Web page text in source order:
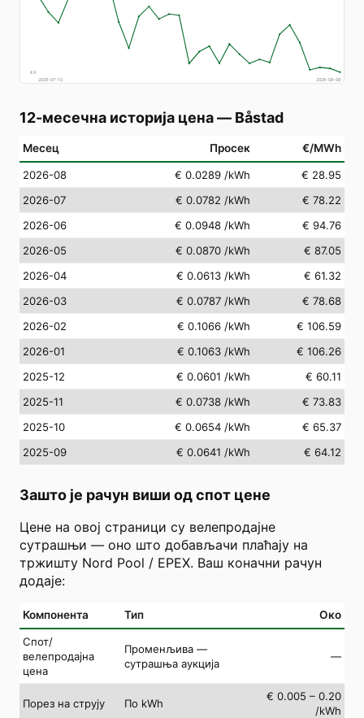
€4
2026-07-10
2026-08-09
12-месечна историја цена— Båstad
Месец Просек €/MWh
2026-08 € 0.0289 /kWh
€ 28.95
2026-07
€ 0.0782 /kWh
€ 78.22
2026-06
€ 0.0948 /kWh
€ 94.76
2026-05
€ 0.0870 /kWh
€ 87.05
2026-04
€ 0.0613 /kWh
€ 61.32
2026-03
€ 0.0787 /kWh
€ 78.68
2026-02
€ 0.1066 /kWh
€ 106.59
2026-01
€ 0.1063 /kWh
€ 106.26
2025-12
€ 0.0601 /kWh
€ 60.11
2025-11
€ 0.0738 /kWh
€ 73.83
2025-10
€ 0.0654 /kWh
€ 65.37
2025-09
€ 0.0641 /kWh € 64.12
Зашто је рачун виши од спот цене
Цене на овој страници су велепродајне
сутрашњи — оно што добављачи плаћају на
тржишту Nord Pool / EPEX. Ваш коначни рачун
додаје:
Компонента Тип Око
Спот/
велепродајна
цена
Променљива —
сутрашња аукција
—
Порез на струју По kWh
€ 0.005 – 0.20
/kWh